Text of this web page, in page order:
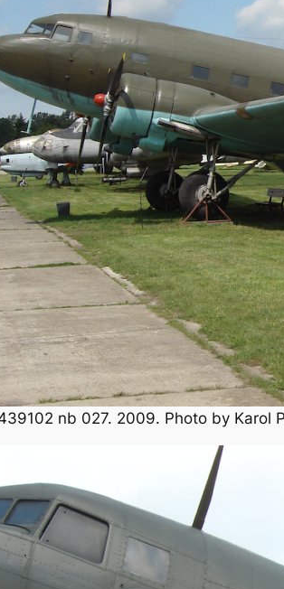
nb 027. 2009. Photo by Karol